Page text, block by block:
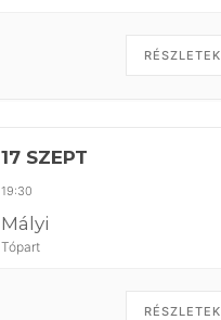
RÉSZLETEK
17 SZEPT
19:30
Mályi
Tópart
RÉSZLETEK